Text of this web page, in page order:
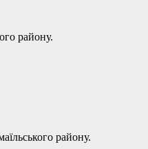
району.
району.